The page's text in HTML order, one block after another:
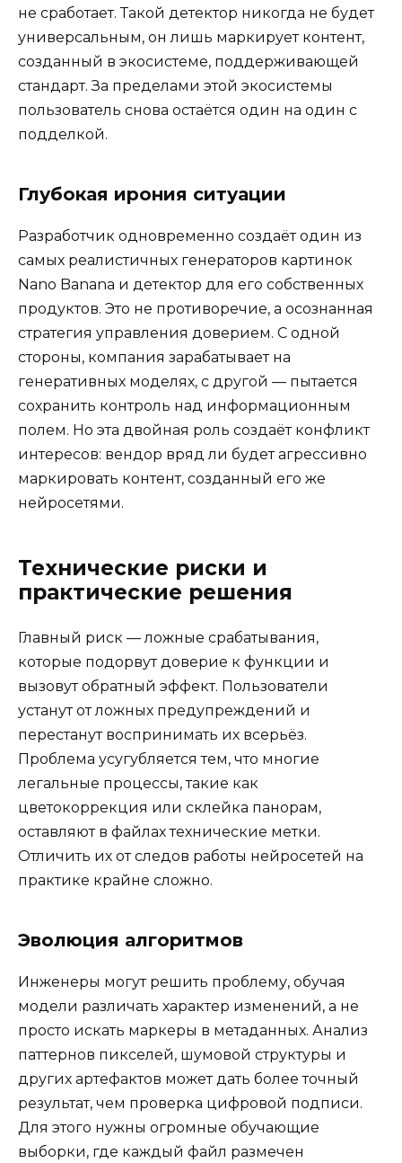
не сработает. Такой детектор никогда не будет
универсальным, он лишь маркирует контент,
созданный в экосистеме, поддерживающей
стандарт. За пределами этой экосистемы
пользователь снова остаётся один на один с
подделкой.
Глубокая ирония ситуации
Разработчик одновременно создаёт один из
самых реалистичных генераторов картинок
Nano Banana и детектор для его собственных
продуктов. Это не противоречие, а осознанная
стратегия управления доверием. С одной
стороны, компания зарабатывает на
генеративных моделях, с другой — пытается
сохранить контроль над информационным
полем. Но эта двойная роль создаёт конфликт
интересов: вендор вряд ли будет агрессивно
маркировать контент, созданный его же
нейросетями.
Технические риски и
практические решения
Главный риск — ложные срабатывания,
которые подорвут доверие к функции и
вызовут обратный эффект. Пользователи
устанут от ложных предупреждений и
перестанут воспринимать их всерьёз.
Проблема усугубляется тем, что многие
легальные процессы, такие как
цветокоррекция или склейка панорам,
оставляют в файлах технические метки.
Отличить их от следов работы нейросетей на
практике крайне сложно.
Эволюция алгоритмов
Инженеры могут решить проблему, обучая
модели различать характер изменений, а не
просто искать маркеры в метаданных. Анализ
паттернов пикселей, шумовой структуры и
других артефактов может дать более точный
результат, чем проверка цифровой подписи.
Для этого нужны огромные обучающие
выборки, где каждый файл размечен